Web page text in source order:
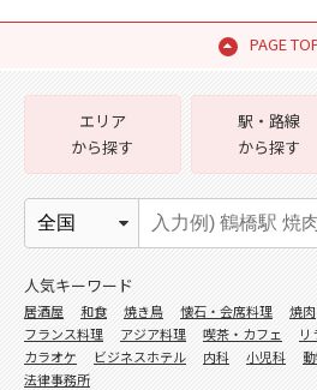
PAGE
エリア
から探す
駅・路線
から探す
人気キーワード
居酒屋 和食 焼き鳥 懐石・会席料理 焼肉
フランス料理
アジア料理 喫茶・カフェ
カラオケ
ビジネスホテル 内科 小児科
法律事務所